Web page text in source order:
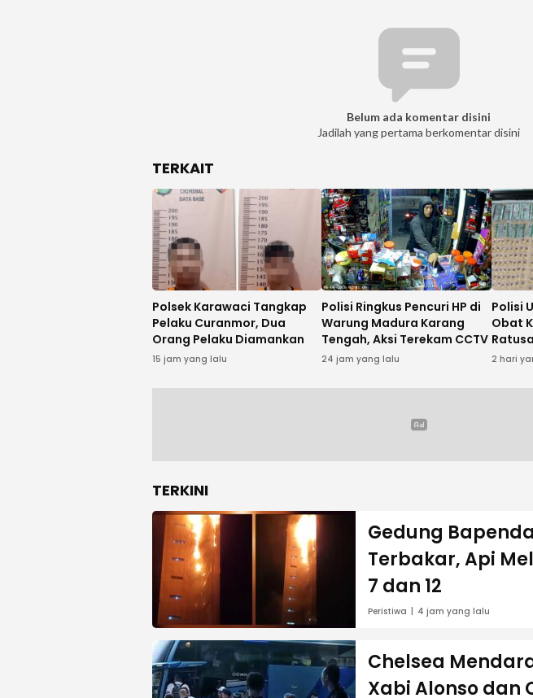
Belum ada komentar disini
Jadilah yang pertama berkomentar disini
TERKAIT
Polsek Karawaci Tangkap
Pelaku Curanmor, Dua
Orang Pelaku Diamankan
15 jam yang lalu
Polisi Ringkus Pencuri HP di
Warung Madura Karang
Tengah, Aksi Terekam CCTV
24 jam yang lalu
Polisi
Obat
2 hari
TERKINI
Gedung
Terbakar, Api
7 dan 12
Peristiwa 4 jam yang lalu
Chelsea
Xabi Alonso dan